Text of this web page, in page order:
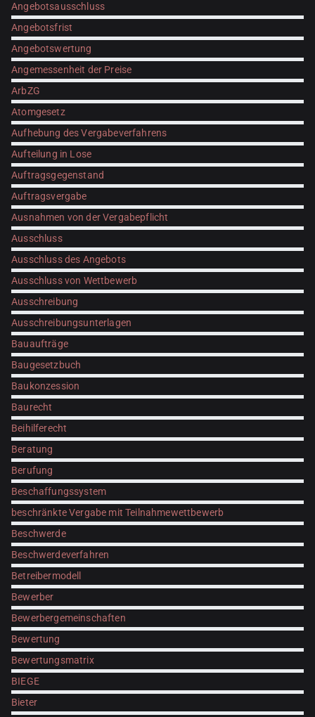
Angebotsausschluss
Angebotsfrist
Angebotswertung
Angemessenheit der Preise
ArbZG
Atomgesetz
Aufhebung des Vergabeverfahrens
Aufteilung in Lose
Auftragsgegenstand
Auftragsvergabe
Ausnahmen von der Vergabepflicht
Ausschluss
Ausschluss des Angebots
Ausschluss von Wettbewerb
Ausschreibung
Ausschreibungsunterlagen
Bauaufträge
Baugesetzbuch
Baukonzession
Baurecht
Beihilferecht
Beratung
Berufung
Beschaffungssystem
beschränkte Vergabe mit Teilnahmewettbewerb
Beschwerde
Beschwerdeverfahren
Betreibermodell
Bewerber
Bewerbergemeinschaften
Bewertung
Bewertungsmatrix
BIEGE
Bieter